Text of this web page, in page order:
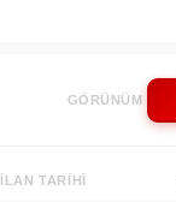
GÖRÜNÜM
İLAN TARIHI